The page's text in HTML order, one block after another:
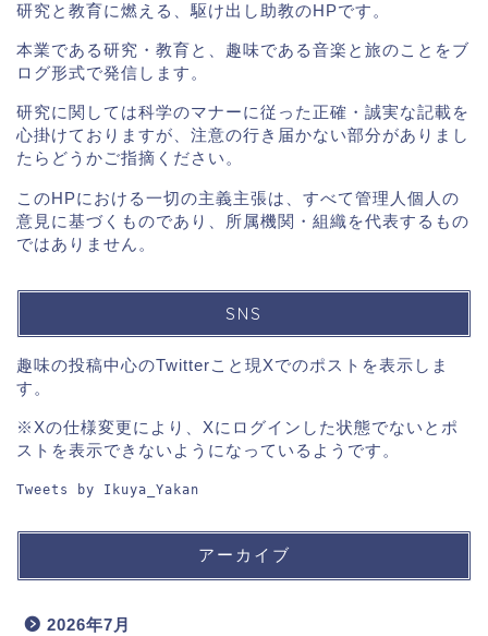
研究と教育に燃える、駆け出し助教のHPです。
本業である研究・教育と、趣味である音楽と旅のことをブ
ログ形式で発信します。
研究に関しては科学のマナーに従った正確・誠実な記載を
心掛けておりますが、注意の行き届かない部分がありまし
たらどうかご指摘ください。
このHPにおける一切の主義主張は、すべて管理人個人の
意見に基づくものであり、所属機関・組織を代表するもの
ではありません。
SNS
趣味の投稿中心のTwitterこと現Xでのポストを表示しま
す。
※Xの仕様変更により、Xにログインした状態でないとポ
ストを表示できないようになっているようです。
Tweets by Ikuya_Yakan
アーカイブ
2026年7月